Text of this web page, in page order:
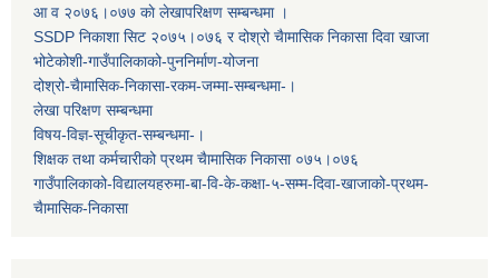
आ व २०७६।०७७ काे लेखापरिक्षण सम्बन्धमा ।
SSDP निकाशा सिट २०७५।०७६ र दोश्रो चैामासिक निकासा दिवा खाजा
भोटेकोशी-गाउँपालिकाको-पुननिर्माण-योजना
दोश्रो-चैामासिक-निकासा-रकम-जम्मा-सम्बन्धमा-।
लेखा परिक्षण सम्बन्धमा
विषय-विज्ञ-सूचीकृत-सम्बन्धमा-।
शिक्षक तथा कर्मचारीको प्रथम च‌ैामासिक निकासा ०७५।०७६
गाउँपालिकाको-विद्यालयहरुमा-बा-वि-के-कक्षा-५-सम्म-दिवा-खाजाको-प्रथम-
चैामासिक-निकासा